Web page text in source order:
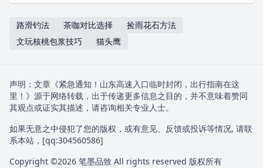
路滑钓法 茶咖对比选择
捡雨花石方法
文玩核桃包浆技巧
猫头鹰
声明：文章《紧急通知！山东高速入口临时封闭，出行指南在这
里！》源于网络转载，出于传递更多信息之目的，并不意味着赞同
其观点或证实其描述，请咨询相关专业人士。
如果无意之中侵犯了您的版权，或有意见、反馈或投诉等情况, 请联
系本站，[qq:304560586]
Copyright ©2026 笔墨品致 All rights reserved 版权所有